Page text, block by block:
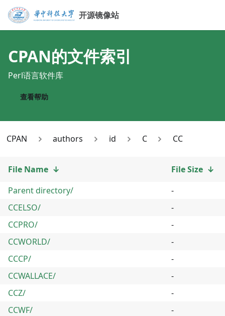
开源镜像站
CPAN的文件索引
Perl语言软件库
查看帮助
CPAN authors id C CC
File Name ↓ File Size ↓
Parent directory/
-
CCELSO/
-
CCPRO/
-
CCWORLD/
-
CCCP/
-
CCWALLACE/
-
CCZ/
-
CCWF/
-